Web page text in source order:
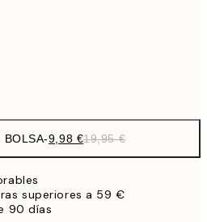
BOLSA-9,98 €19,95 €
superiores a 59 €
90 días